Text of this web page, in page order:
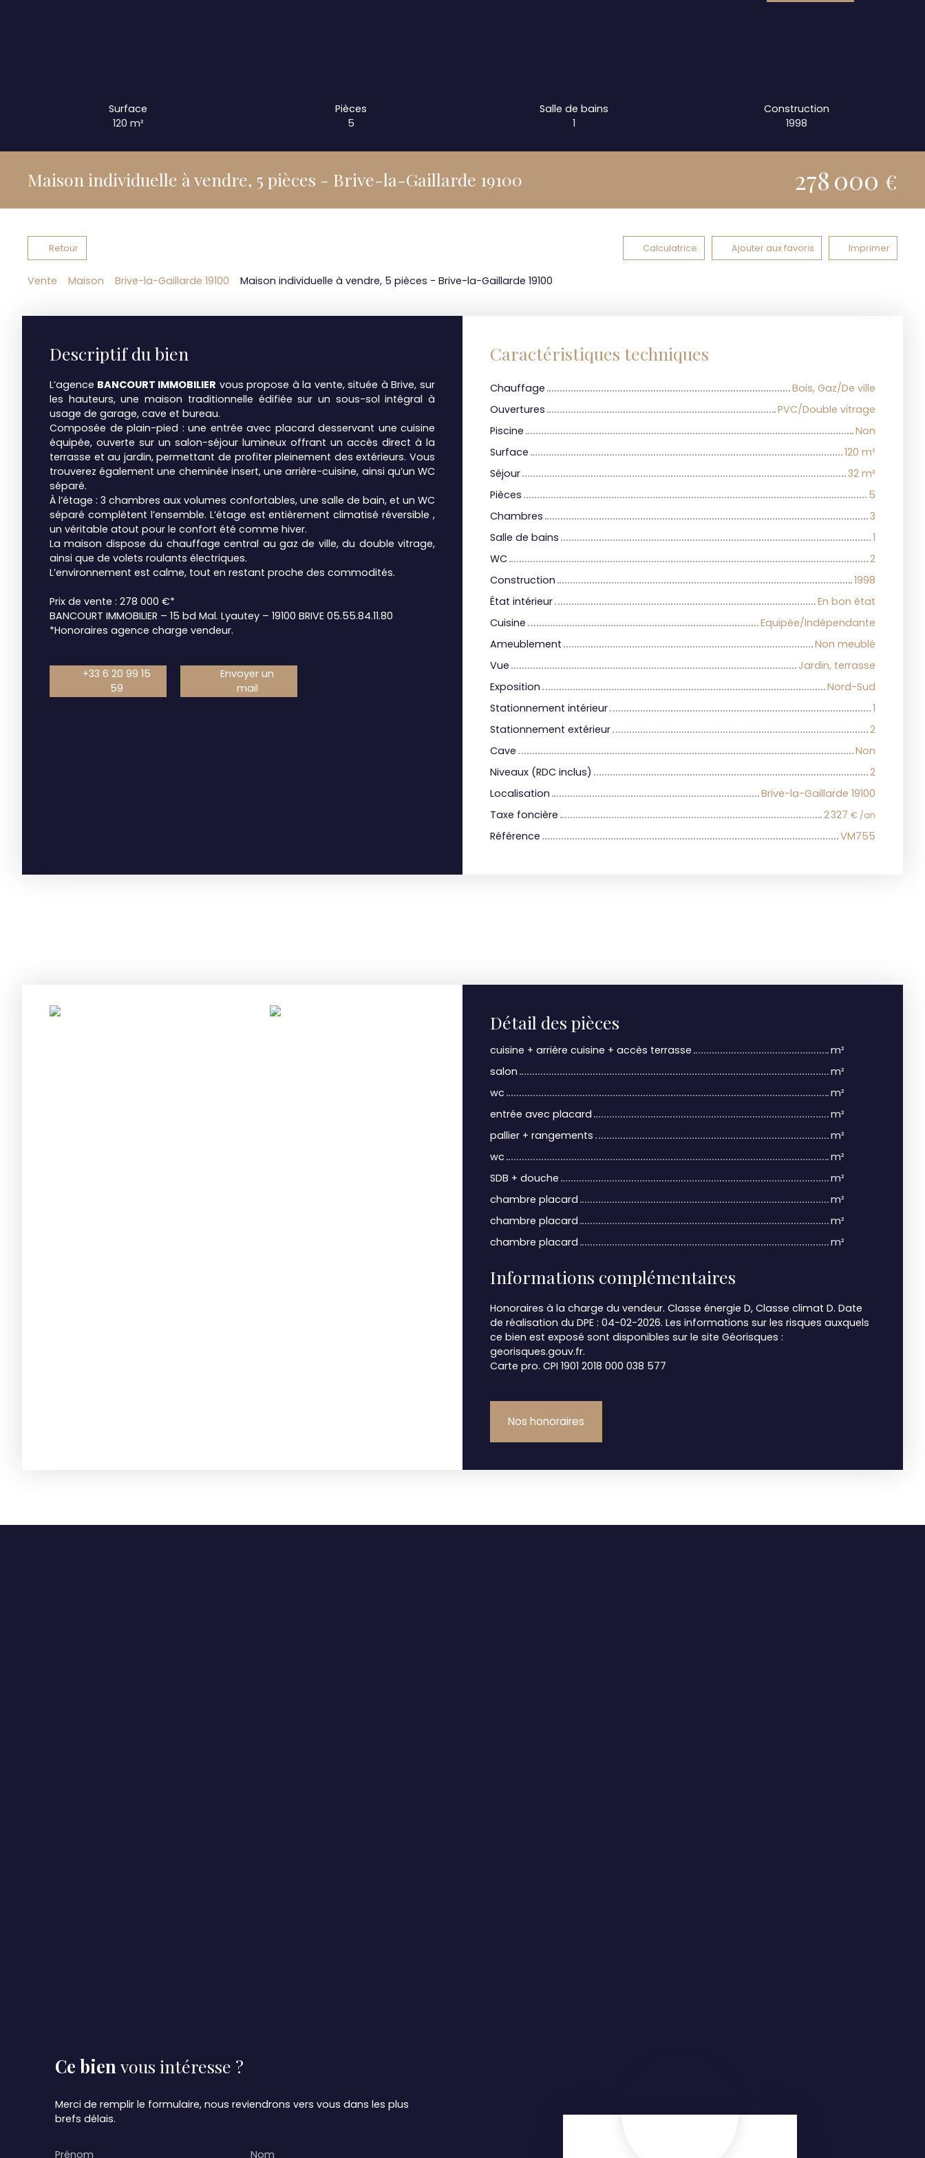
Surface
120 m²
Pièces
5
Salle de bains
1
Construction
1998
Maison individuelle à vendre, 5 pièces - Brive-la-Gaillarde 19100 278 000 €
Retour Calculatrice Ajouter aux favoris Imprimer
Vente Maison Brive-la-Gaillarde 19100 Maison individuelle à vendre, 5 pièces - Brive-la-Gaillarde 19100
Descriptif du bien
L’agence BANCOURT IMMOBILIER vous propose à la vente, située à Brive, sur
les hauteurs, une maison traditionnelle édifiée sur un sous-sol intégral à
usage de garage, cave et bureau.
Composée de plain-pied : une entrée avec placard desservant une cuisine
équipée, ouverte sur un salon-séjour lumineux offrant un accès direct à la
terrasse et au jardin, permettant de profiter pleinement des extérieurs. Vous
trouverez également une cheminée insert, une arrière-cuisine, ainsi qu’un WC
séparé.
À l’étage : 3 chambres aux volumes confortables, une salle de bain, et un WC
séparé complètent l’ensemble. L’étage est entièrement climatisé réversible ,
un véritable atout pour le confort été comme hiver.
La maison dispose du chauffage central au gaz de ville, du double vitrage,
ainsi que de volets roulants électriques.
L’environnement est calme, tout en restant proche des commodités.
Prix de vente : 278 000 €*
BANCOURT IMMOBILIER – 15 bd Mal. Lyautey – 19100 BRIVE 05.55.84.11.80
*Honoraires agence charge vendeur.
+33 6 20 99 15
59
Envoyer un
mail
Caractéristiques techniques
Chauffage
Bois, Gaz/De ville
Ouvertures
PVC/Double vitrage
Piscine
Non
Surface
120 m²
Séjour
32 m²
Pièces
5
Chambres
3
Salle de bains
1
WC
2
Construction
1998
État intérieur
En bon état
Cuisine
Equipée/Indépendante
Ameublement
Non meublé
Vue
Jardin, terrasse
Exposition
Nord-Sud
Stationnement intérieur
1
Stationnement extérieur
2
Cave
Non
Niveaux (RDC inclus)
2
Localisation
Brive-la-Gaillarde 19100
Taxe foncière
2 327 € /an
Référence VM755
Détail des pièces
cuisine + arrière cuisine + accès terrasse
m²
salon
m²
wc
m²
entrée avec placard
m²
pallier + rangements
m²
wc
m²
SDB + douche
m²
chambre placard
m²
chambre placard
m²
chambre placard
m²
Informations complémentaires
Honoraires à la charge du vendeur. Classe énergie D, Classe climat D. Date
de réalisation du DPE : 04-02-2026. Les informations sur les risques auxquels
ce bien est exposé sont disponibles sur le site Géorisques :
georisques.gouv.fr.
Carte pro. CPI 1901 2018 000 038 577
Nos honoraires
Ce bien vous intéresse ?
Merci de remplir le formulaire, nous reviendrons vers vous dans les plus
brefs délais.
Prénom Nom